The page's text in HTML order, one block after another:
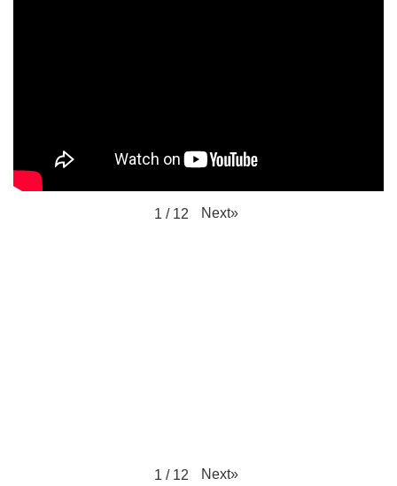
1 / 12 Next»
1 / 12 Next»